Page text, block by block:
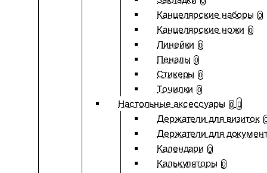
Канцелярские наборы 0
Канцелярские ножи 0
Линейки 0
Пеналы 0
Стикеры 0
Точилки 0
Настольные аксессуары 0
Держатели для визиток
Держатели для
Календари 0
Калькуляторы 0